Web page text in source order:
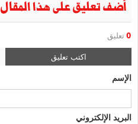
أضف تعليق على هذا المقال
0 تعليق
اكتب تعليق
الإسم
البريد الإلكتروني